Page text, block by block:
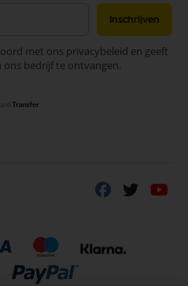
Inschrijven
met ons privacybeleid en geeft
bedrijf te ontvangen.